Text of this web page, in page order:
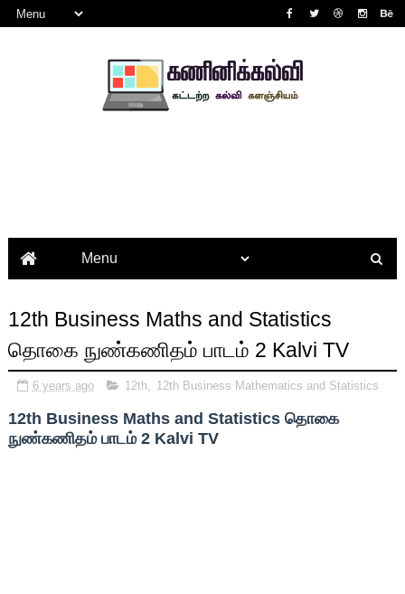
12th Business Maths and Statistics
தொகை நுண்கணிதம் பாடம் 2 Kalvi TV
6 years ago 12th, 12th Business Mathematics and Statistics
12th Business Maths and Statistics தொகை
நுண்கணிதம் பாடம் 2 Kalvi TV